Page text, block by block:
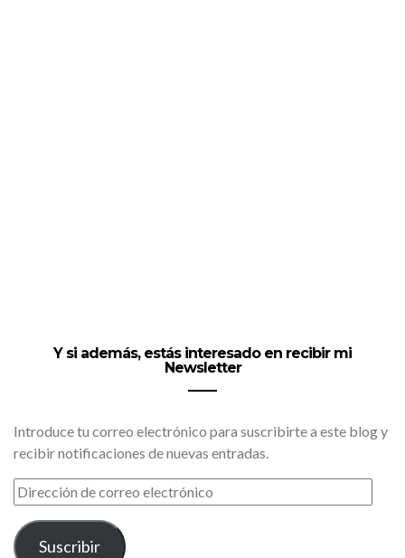
Y si además, estás interesado en recibir mi
Newsletter
Introduce tu correo electrónico para suscribirte a este blog y
recibir notificaciones de nuevas entradas.
DIRECCIÓN
DE
CORREO
ELECTRÓNICO
Suscribir